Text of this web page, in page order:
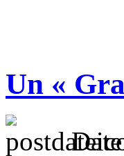
Un «